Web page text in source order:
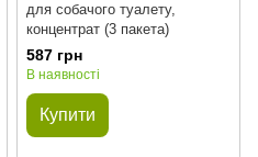
для собачого туалету,
концентрат (3 пакета)
587 грн
В наявності
Купити